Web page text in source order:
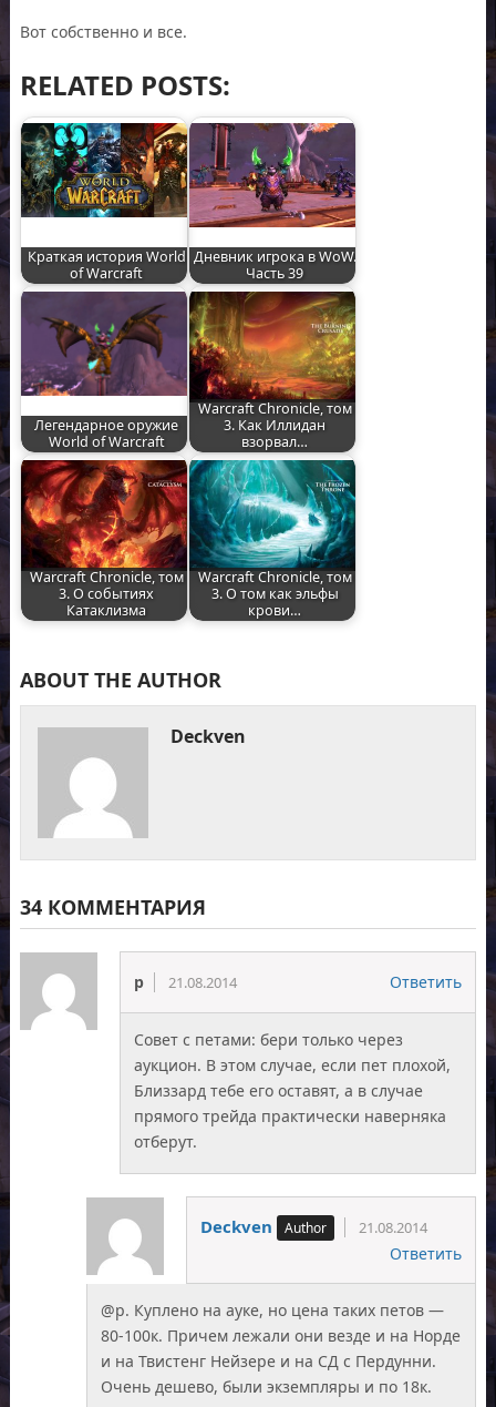
Вот собственно и все.
RELATED POSTS:
Краткая история World
of Warcraft
Дневник игрока в WoW.
Часть 39
Легендарное оружие
World of Warcraft
Warcraft Chronicle, том
3. Как Иллидан
взорвал…
Warcraft Chronicle, том
3. О событиях
Катаклизма
Warcraft Chronicle, том
3. О том как эльфы
крови…
ABOUT THE AUTHOR
Deckven
34 КОММЕНТАРИЯ
p 21.08.2014 Ответить
Совет с петами: бери только через
аукцион. В этом случае, если пет плохой,
Близзард тебе его оставят, а в случае
прямого трейда практически наверняка
отберут.
Deckven 21.08.2014
Ответить
@p. Куплено на ауке, но цена таких петов —
80-100к. Причем лежали они везде и на Норде
и на Твистенг Нейзере и на СД с Пердунни.
Очень дешево, были экземпляры и по 18к.